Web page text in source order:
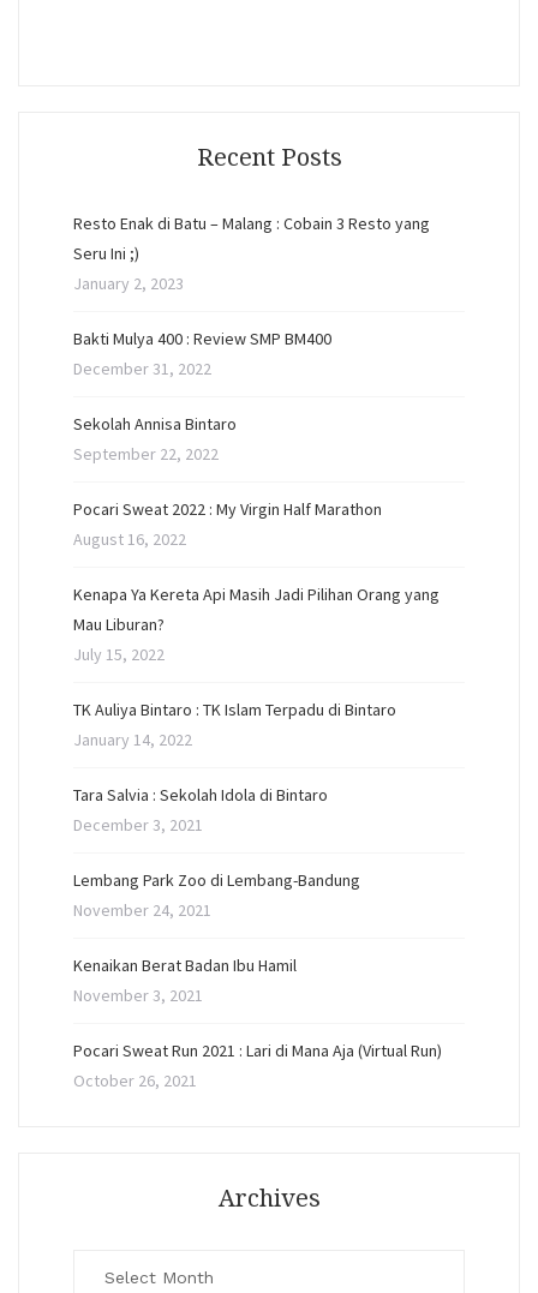
Recent Posts
Resto Enak di Batu – Malang : Cobain 3 Resto yang
Seru Ini ;)
January 2, 2023
Bakti Mulya 400 : Review SMP BM400
December 31, 2022
Sekolah Annisa Bintaro
September 22, 2022
Pocari Sweat 2022 : My Virgin Half Marathon
August 16, 2022
Kenapa Ya Kereta Api Masih Jadi Pilihan Orang yang
Mau Liburan?
July 15, 2022
TK Auliya Bintaro : TK Islam Terpadu di Bintaro
January 14, 2022
Tara Salvia : Sekolah Idola di Bintaro
December 3, 2021
Lembang Park Zoo di Lembang-Bandung
November 24, 2021
Kenaikan Berat Badan Ibu Hamil
November 3, 2021
Pocari Sweat Run 2021 : Lari di Mana Aja (Virtual Run)
October 26, 2021
Archives